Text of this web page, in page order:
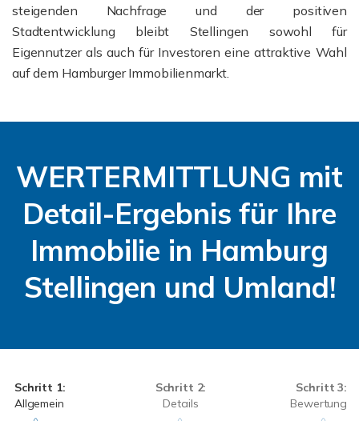
steigenden Nachfrage und der positiven
Stadtentwicklung bleibt Stellingen sowohl für
Eigennutzer als auch für Investoren eine attraktive Wahl
auf dem Hamburger Immobilienmarkt.
WERTERMITTLUNG mit
Detail-Ergebnis für Ihre
Immobilie in Hamburg
Stellingen und Umland!
Schritt 1:
Allgemein
Schritt 2:
Details
Schritt 3:
Bewertung